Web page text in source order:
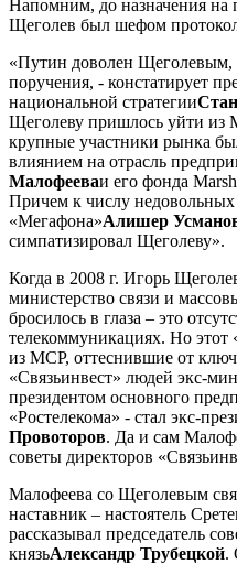
Напомним, до назначения на
Щеголев был шефом
«Путин доволен Щеголевым,
поручения, - констатирует
национальной стратегии
Щеголеву пришлось уйти из
крупные участники рынка
влиянием на отрасль
Малофееваи его фонда
Причем к числу
«Мегафона»Алишер
симпатизировал Щеголеву».
Когда в 2008 г. Игорь
министерство связи и
бросилось в глаза – это
телекоммуникациях. Но
из MCP, оттеснившие от
«Связьинвест» людей экс-
президентом основного
«Ростелекома» - стал экс-
Провоторов. Да и сам
советы директоров
Малофеева со Щеголевым
наставник – настоятель
рассказывал председатель
князьАлександр Трубецкой.